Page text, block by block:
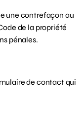
une contrefaçon au
de la propriété
pénales.
de contact qui